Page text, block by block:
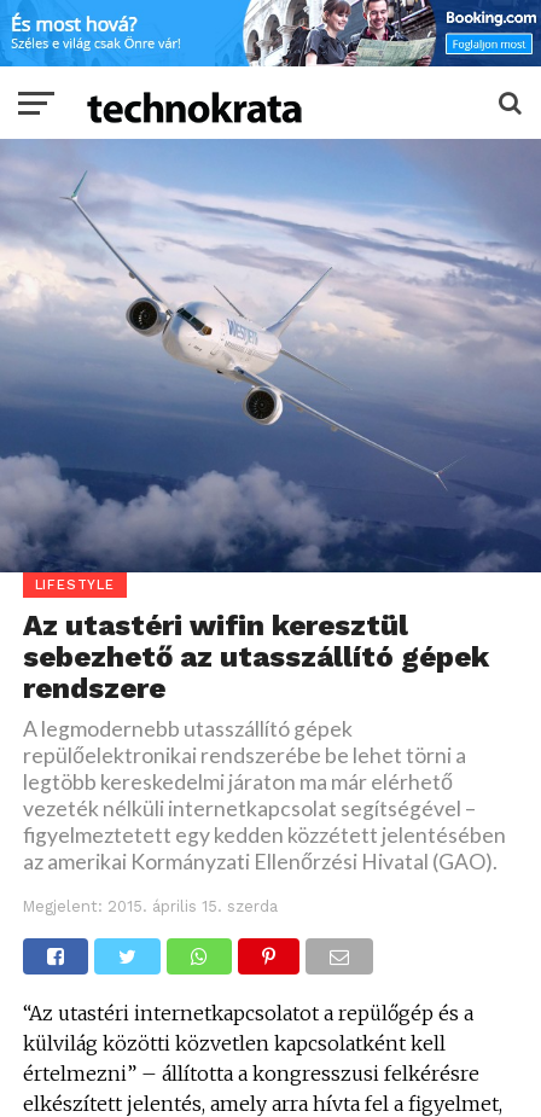
LIFESTYLE
Az utastéri wifin keresztül
sebezhető az utasszállító gépek
rendszere
A legmodernebb utasszállító gépek
repülőelektronikai rendszerébe be lehet törni a
legtöbb kereskedelmi járaton ma már elérhető
vezeték nélküli internetkapcsolat segítségével –
figyelmeztetett egy kedden közzétett jelentésében
az amerikai Kormányzati Ellenőrzési Hivatal (GAO).
Megjelent: 2015. április 15. szerda
“Az utastéri internetkapcsolatot a repülőgép és a
külvilág közötti közvetlen kapcsolatként kell
értelmezni” – állította a kongresszusi felkérésre
elkészített jelentés, amely arra hívta fel a figyelmet,